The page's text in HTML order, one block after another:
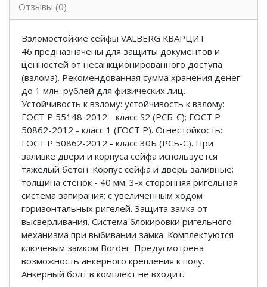
Отзывы (0)
Взломостойкие сейфы VALBERG КВАРЦИТ
46 предназначены для защиты документов и
ценностей от несанкционированного доступа
(взлома). Рекомендованная сумма хранения денег
до 1 млн. рублей для физических лиц.
Устойчивость к взлому: устойчивость к взлому:
ГОСТ Р 55148-2012 - класс S2 (РСБ-С); ГОСТ Р
50862-2012 - класс 1 (ГОСТ Р). Огнестойкость:
ГОСТ Р 50862-2012 - класс 30Б (РСБ-С). При
заливке двери и корпуса сейфа используется
тяжелый бетон. Корпус сейфа и дверь заливные;
толщина стенок - 40 мм. 3-х сторонняя ригельная
система запирания; с увеличенным ходом
горизонтальных ригелей. Защита замка от
высверливания. Система блокировки ригельного
механизма при выбивании замка. Комплектуются
ключевым замком Border. Предусмотрена
возможность анкерного крепления к полу.
Анкерный болт в комплект не входит.